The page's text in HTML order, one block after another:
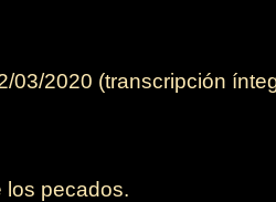
03/2020 (transcripción
los pecados.